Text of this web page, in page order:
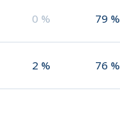
0 % 79 %
2 % 76 %